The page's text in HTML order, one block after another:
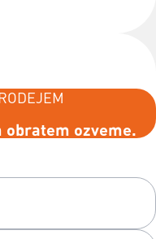
obratem ozveme.